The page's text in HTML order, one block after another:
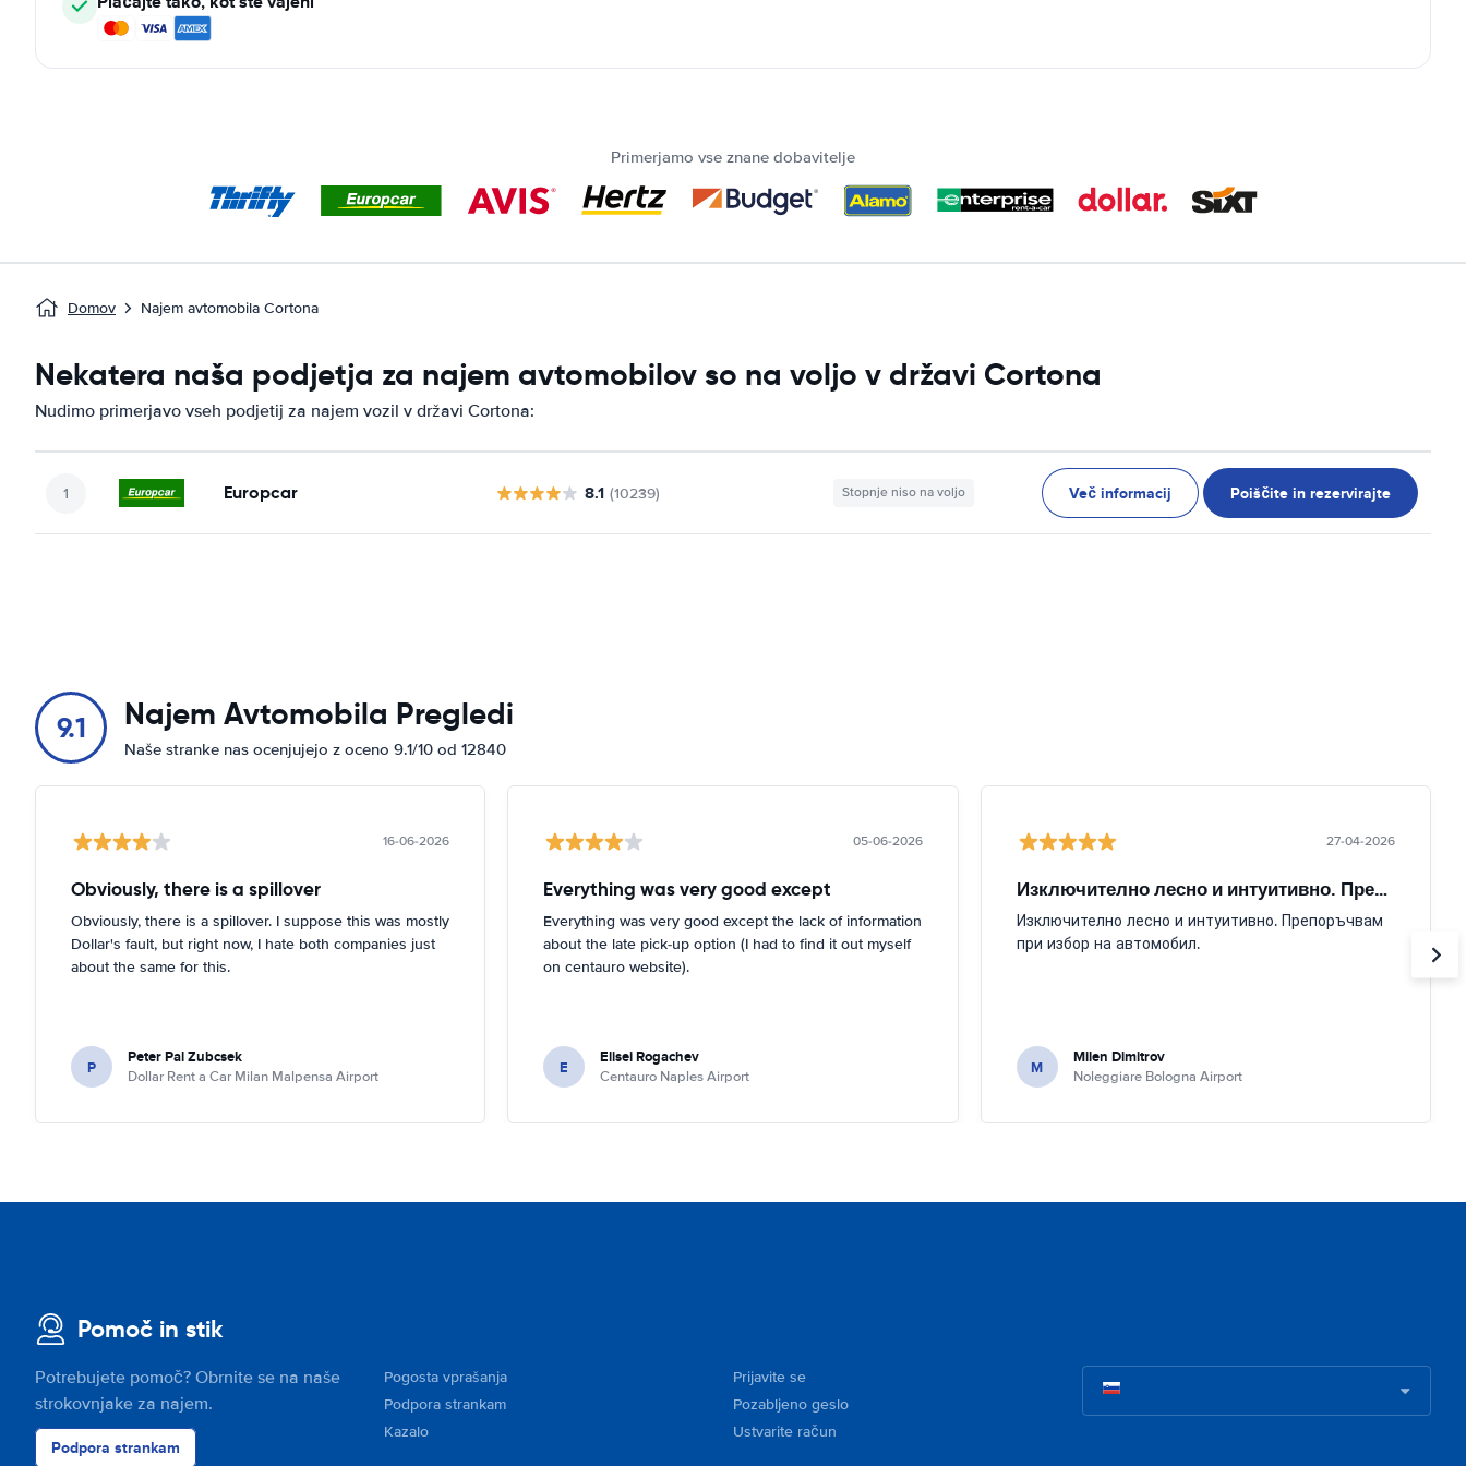
Primerjamo vse znane dobavitelje
Domov Najem avtomobila Cortona
Nekatera naša podjetja za najem avtomobilov so na voljo v državi Cortona
Nudimo primerjavo vseh podjetij za najem vozil v državi Cortona:
Europcar 8.1 (10239) Stopnje niso na voljo Več informacij Poiščite in rezervirajte
9.1 Najem Avtomobila Pregledi
Naše stranke nas ocenjujejo z oceno 9.1/10 od 12840
16-06-2026
Obviously, there is a spillover
Obviously, there is a spillover. I suppose this was mostly
Dollar's fault, but right now, I hate both companies just
about the same for this.
P Peter Pal Zubcsek
Dollar Rent a Car Milan Malpensa Airport
05-06-2026
Everything was very good except
Everything was very good except the lack of information
about the late pick-up option (I had to find it out myself
on centauro website).
E Elisei Rogachev
Centauro Naples Airport
27-04-2026
Изключително лесно и интуитивно. Препоръчвам
Изключително лесно и интуитивно. Препоръчвам
при избор на автомобил.
M Milen Dimitrov
Noleggiare Bologna Airport
Pomoč in stik
Potrebujete pomoč? Obrnite se na naše
strokovnjake za najem.
Podpora strankam
Pogosta vprašanja
Podpora strankam
Kazalo
Prijavite se
Pozabljeno geslo
Ustvarite račun